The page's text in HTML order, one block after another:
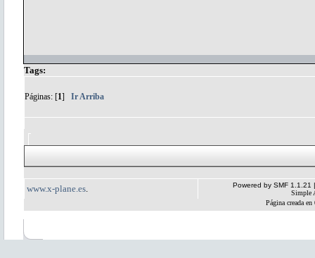
Tags:
Páginas: [1] Ir Arriba
www.x-plane.es Powered by SMF 1.1.21
Simple
Página creada